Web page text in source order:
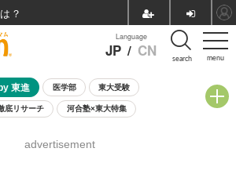
menu
Language
JP / CN search
東進 医学部 東大受験
底リサーチ 河合塾×東大特集
8月開催学校説明会・相談会
advertisement